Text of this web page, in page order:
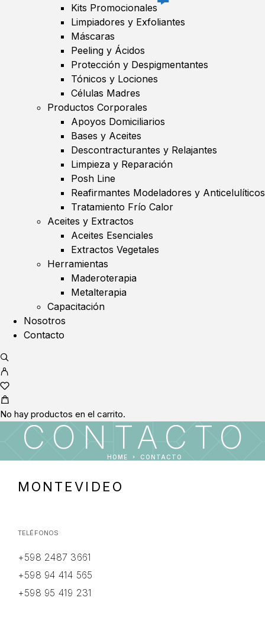
Kits Promocionales
Limpiadores y Exfoliantes
Máscaras
Peeling y Ácidos
Protección y Despigmentantes
Tónicos y Lociones
Células Madres
Productos Corporales
Apoyos Domiciliarios
Bases y Aceites
Descontracturantes y Relajantes
Limpieza y Reparación
Posh Line
Reafirmantes Modeladores y Anticelulíticos
Tratamiento Frío Calor
Aceites y Extractos
Aceites Esenciales
Extractos Vegetales
Herramientas
Maderoterapia
Metalterapia
Capacitación
Nosotros
Contacto
No hay productos en el carrito.
CONTACTO
HOME CONTACTO
MONTEVIDEO
TELÉFONOS
+598 2487 3661
+598 94 414 565
+598 95 419 231